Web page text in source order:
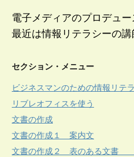
電子メディアのプロデュ
最近は情報リテラシーの講
セクション・メニュー
ビジネスマンのための情報リテ
リブレオフィスを使う
文書の作成
文書の作成１ 案内文
文書の作成２ 表のある文書